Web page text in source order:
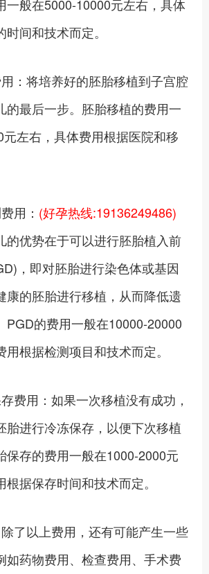
一般在5000-10000元左右，具体
间和技术而定。
：将培养好的胚胎移植到子宫腔
的最后一步。胚胎移植的费用一
左右，具体费用根据医院和移
用： (好孕热线:19136249486)
的优势在于可以进行胚胎植入前
，即对胚胎进行染色体或基因
康的胚胎进行移植，从而降低遗
PGD的费用一般在10000-20000
根据检测项目和技术而定。
费用：如果一次移植没有成功，
胎进行冷冻保存，以便下次移植
保存的费用一般在1000-2000元
据保存时间和技术而定。
了以上费用，还有可能产生一些
如药物费用、检查费用、手术费